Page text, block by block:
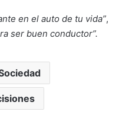
en el auto de tu vida”,
ser buen conductor”.